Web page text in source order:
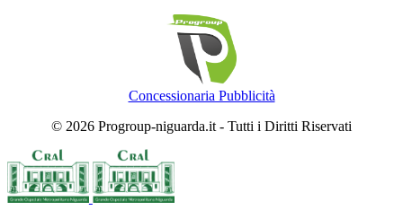
Concessionaria Pubblicità
© 2026 Progroup-niguarda.it - Tutti i Diritti Riservati